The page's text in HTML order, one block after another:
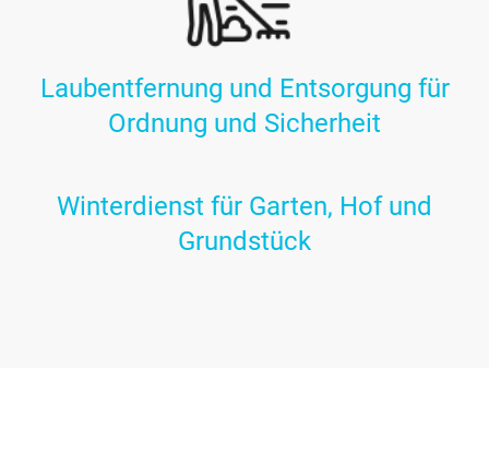
Laubentfernung und Entsorgung für
Ordnung und Sicherheit
Winterdienst für Garten, Hof und
Grundstück